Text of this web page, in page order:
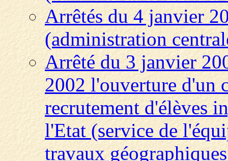
Arrêtés du 4 janvier
(administration
Arrêté du 3 janvier
2002 l'ouverture d'un
recrutement d'élèves
l'Etat (service de
travaux